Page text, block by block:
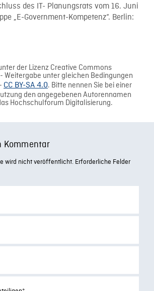
des IT- Planungsrats vom 16. Juni
„E-Government-Kompetenz“. Berlin:
der Lizenz Creative Commons
Weitergabe unter gleichen Bedingungen
CC BY-SA 4.0. Bitte nennen Sie bei einer
den angegebenen Autorennamen
Hochschulforum Digitalisierung.
Kommentar
wird nicht veröffentlicht. Erforderliche Felder